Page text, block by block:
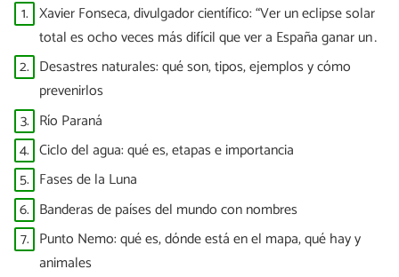
1. Xavier Fonseca, divulgador científico: “Ver un eclipse solar
total es ocho veces más difícil que ver a España ganar un
Mundial”
2. Desastres naturales: qué son, tipos, ejemplos y cómo
prevenirlos
3. Río Paraná
4. Ciclo del agua: qué es, etapas e importancia
5. Fases de la Luna
6. Banderas de países del mundo con nombres
7. Punto Nemo: qué es, dónde está en el mapa, qué hay y
animales